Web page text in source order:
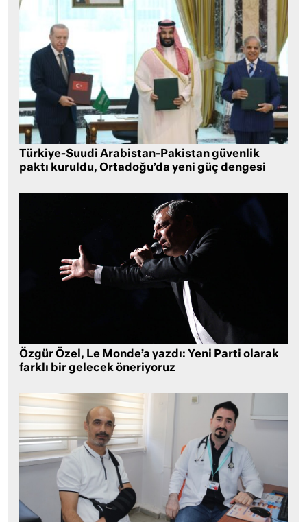
Türkiye-Suudi Arabistan-Pakistan güvenlik
paktı kuruldu, Ortadoğu’da yeni güç dengesi
Özgür Özel, Le Monde’a yazdı: Yeni Parti olarak
farklı bir gelecek öneriyoruz